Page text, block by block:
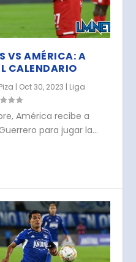
VS AMÉRICA: A
CALENDARIO
| Oct 30, 2023 | Liga
América recibe a
para jugar la...